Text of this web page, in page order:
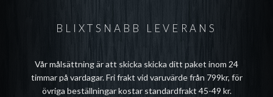
BLIXTSNABB LEVERANS
Vår målsättning är att skicka skicka ditt paket inom 24
timmar på vardagar. Fri frakt vid varuvärde från 799kr, för
övriga beställningar kostar standardfrakt 45-49 kr.